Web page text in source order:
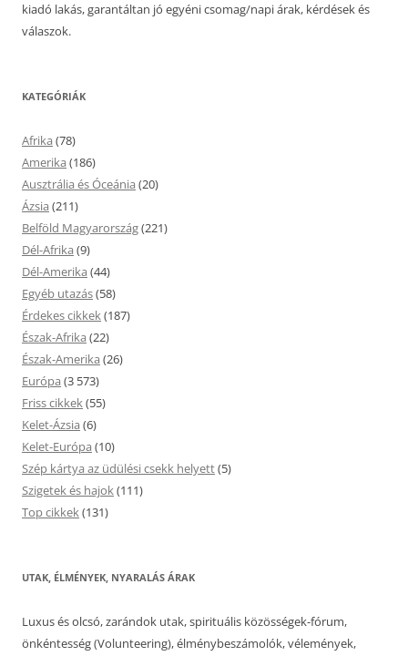
kiadó lakás, garantáltan jó egyéni csomag/napi árak, kérdések és
válaszok.
KATEGÓRIÁK
Afrika (78)
Amerika (186)
Ausztrália és Óceánia (20)
Ázsia (211)
Belföld Magyarország(221)
Dél-Afrika (9)
Dél-Amerika (44)
Egyéb utazás(58)
Érdekes cikkek(187)
Észak-Afrika (22)
Észak-Amerika (26)
Európa (3 573)
Friss cikkek(55)
Kelet-Ázsia (6)
Kelet-Európa (10)
Szép kártya az üdülési csekk helyett(5)
Szigetek és hajok(111)
Top cikkek(131)
UTAK, ÉLMÉNYEK, NYARALÁS ÁRAK
Luxus és olcsó, zarándok utak, spirituális közösségek-fórum,
önkéntesség (Volunteering), élménybeszámolók, vélemények,